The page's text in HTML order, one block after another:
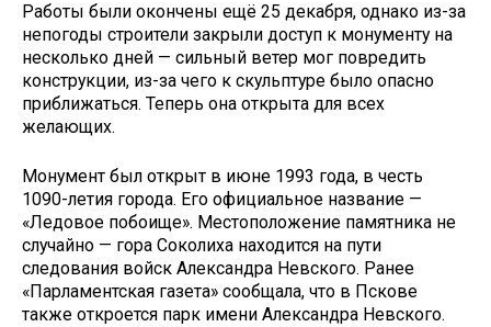
Работы были окончены ещё 25 декабря, однако из-за
непогоды строители закрыли доступ к монументу на
несколько дней — сильный ветер мог повредить
конструкции, из-за чего к скульптуре было опасно
приближаться. Теперь она открыта для всех
желающих.
Монумент был открыт в июне 1993 года, в честь
1090-летия города. Его официальное название —
«Ледовое побоище». Местоположение памятника не
случайно — гора Соколиха находится на пути
следования войск Александра Невского. Ранее
«Парламентская газета» сообщала, что в Пскове
также откроется парк имени Александра Невского.